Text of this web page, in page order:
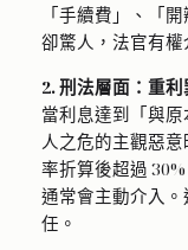
「手續費」、「
卻驚人，法官有權
2. 刑法層面：重利
當利息達到「與
人之危的主觀惡
率折算後超過
通常會主動介入
任。